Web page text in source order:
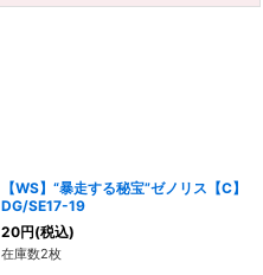
【WS】“暴走する秘宝”ゼノリス【C】
DG/SE17-19
20円(税込)
在庫数2枚